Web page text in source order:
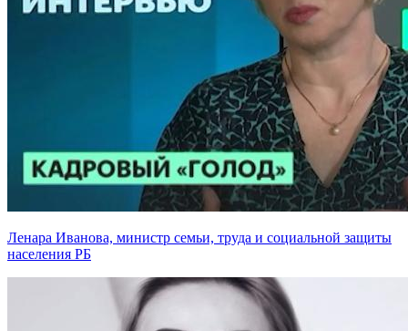
Ленара Иванова, министр семьи, труда и социальной защиты
населения РБ